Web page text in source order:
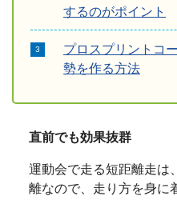
するのがポイント
プロスプリントコ
勢を作る方法
直前でも効果抜群
運動会で走る短距離走は
離なので、走り方を身に